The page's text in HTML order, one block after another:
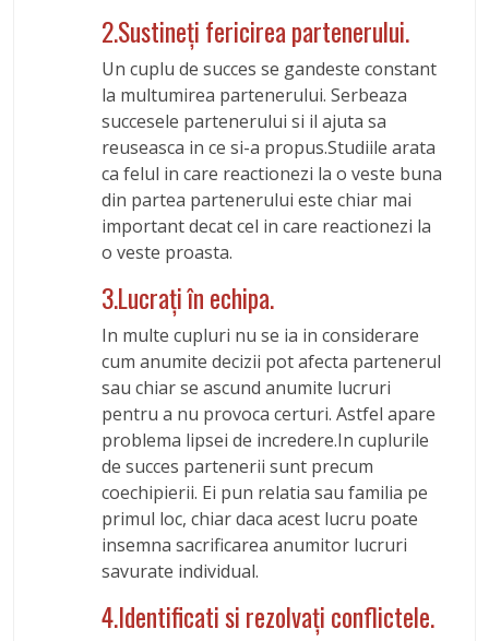
2.Sustineţi fericirea partenerului.
Un cuplu de succes se gandeste constant
la multumirea partenerului. Serbeaza
succesele partenerului si il ajuta sa
reuseasca in ce si-a propus.Studiile arata
ca felul in care reactionezi la o veste buna
din partea partenerului este chiar mai
important decat cel in care reactionezi la
o veste proasta.
3.Lucraţi în echipa.
In multe cupluri nu se ia in considerare
cum anumite decizii pot afecta partenerul
sau chiar se ascund anumite lucruri
pentru a nu provoca certuri. Astfel apare
problema lipsei de incredere.In cuplurile
de succes partenerii sunt precum
coechipierii. Ei pun relatia sau familia pe
primul loc, chiar daca acest lucru poate
insemna sacrificarea anumitor lucruri
savurate individual.
4.Identificati si rezolvaţi conflictele.